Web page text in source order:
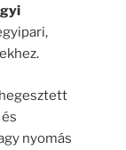
nyomás